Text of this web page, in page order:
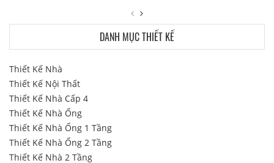
DANH MỤC THIẾT KẾ
Thiết Kế Nhà
Thiết Kế Nội Thất
Thiết Kế Nhà Cấp 4
Thiết Kế Nhà Ống
Thiết Kế Nhà Ống 1 Tầng
Thiết Kế Nhà Ống 2 Tầng
Thiết Kế Nhà 2 Tầng